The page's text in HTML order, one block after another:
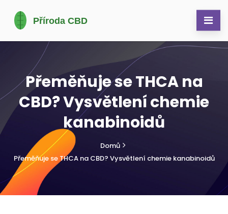
Přeměňuje se THCA na
CBD? Vysvětlení chemie
kanabinoidů
Domů
Přeměňuje se THCA na CBD? Vysvětlení chemie kanabinoidů